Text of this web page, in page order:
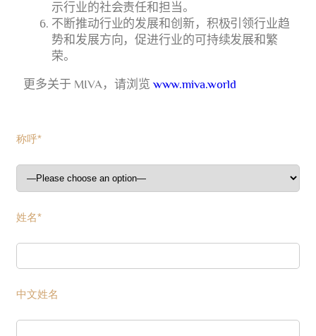
示行业的社会责任和担当。
不断推动行业的发展和创新，积极引领行业趋
势和发展方向，促进行业的可持续发展和繁
荣。
更多关于 MIVA，请浏览 www.miva.world
称呼*
姓名*
中文姓名